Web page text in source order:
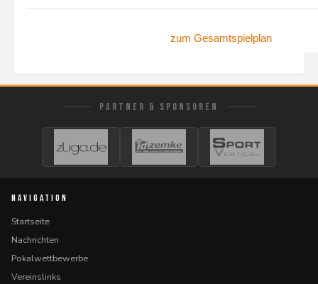
zum Gesamtspielplan
PARTNER & SPONSOREN
NAVIGATION
Startseite
Nachrichten
Pokalwettbewerbe
Vereinslinks